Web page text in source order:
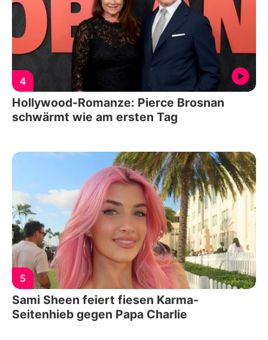
4
Hollywood-Romanze: Pierce Brosnan
schwärmt wie am ersten Tag
5
Sami Sheen feiert fiesen Karma-
Seitenhieb gegen Papa Charlie